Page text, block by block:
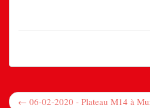
← 06-02-2020 - Plateau M14 à